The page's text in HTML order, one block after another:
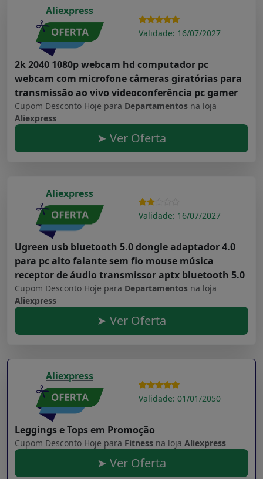
Aliexpress
Validade: 16/07/2027
2k 2040 1080p webcam hd computador pc
webcam com microfone câmeras giratórias para
transmissão ao vivo videoconferência pc gamer
Cupom Desconto Hoje para Departamentos na loja
Aliexpress
➤ Ver Oferta
Aliexpress
Validade: 16/07/2027
Ugreen usb bluetooth 5.0 dongle adaptador 4.0
para pc alto falante sem fio mouse música
receptor de áudio transmissor aptx bluetooth 5.0
Cupom Desconto Hoje para Departamentos na loja
Aliexpress
➤ Ver Oferta
Aliexpress
Validade: 01/01/2050
Leggings e Tops em Promoção
Cupom Desconto Hoje para Fitness na loja Aliexpress
➤ Ver Oferta